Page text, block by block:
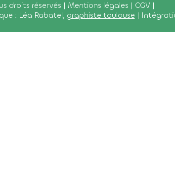
droits réservés | Mentions légales | CGV|
: Léa Rabatel, graphiste toulouse |